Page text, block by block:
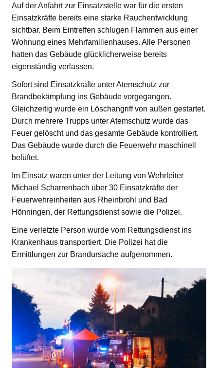
Auf der Anfahrt zur Einsatzstelle war für die ersten
Einsatzkräfte bereits eine starke Rauchentwicklung
sichtbar. Beim Eintreffen schlugen Flammen aus einer
Wohnung eines Mehrfamilienhauses. Alle Personen
hatten das Gebäude glücklicherweise bereits
eigenständig verlassen.
Sofort sind Einsatzkräfte unter Atemschutz zur
Brandbekämpfung ins Gebäude vorgegangen.
Gleichzeitig wurde ein Löschangriff von außen gestartet.
Durch mehrere Trupps unter Atemschutz wurde das
Feuer gelöscht und das gesamte Gebäude kontrolliert.
Das Gebäude wurde durch die Feuerwehr maschinell
belüftet.
Im Einsatz waren unter der Leitung von Wehrleiter
Michael Scharrenbach über 30 Einsatzkräfte der
Feuerwehreinheiten aus Rheinbrohl und Bad
Hönningen, der Rettungsdienst sowie die Polizei.
Eine verletzte Person wurde vom Rettungsdienst ins
Krankenhaus transportiert. Die Polizei hat die
Ermittlungen zur Brandursache aufgenommen.